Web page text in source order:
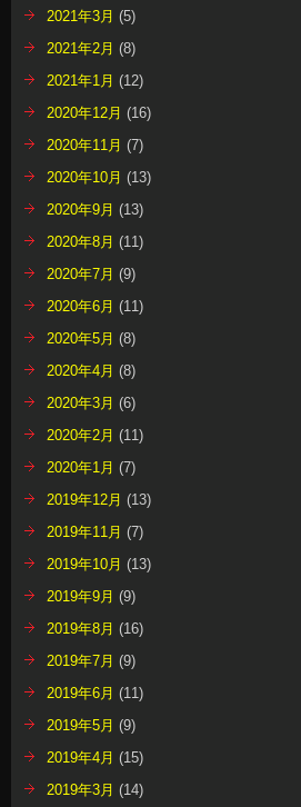
2021年3月 (5)
2021年2月 (8)
2021年1月 (12)
2020年12月 (16)
2020年11月 (7)
2020年10月 (13)
2020年9月 (13)
2020年8月 (11)
2020年7月 (9)
2020年6月 (11)
2020年5月 (8)
2020年4月 (8)
2020年3月 (6)
2020年2月 (11)
2020年1月 (7)
2019年12月 (13)
2019年11月 (7)
2019年10月 (13)
2019年9月 (9)
2019年8月 (16)
2019年7月 (9)
2019年6月 (11)
2019年5月 (9)
2019年4月 (15)
2019年3月 (14)